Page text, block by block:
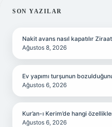
SIDEBAR
SON YAZILAR
Nakit avans nasıl kapatılır
Ağustos 8, 2026
Ev yapımı turşunun
Ağustos 6, 2026
Kur’an-ı Kerim’de hangi
Ağustos 6, 2026